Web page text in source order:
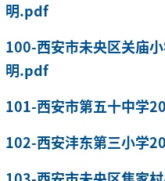
明.pdf
100-西安市未央区关庙
明.pdf
101-西安市第五十中学
102-西安沣东第三小学